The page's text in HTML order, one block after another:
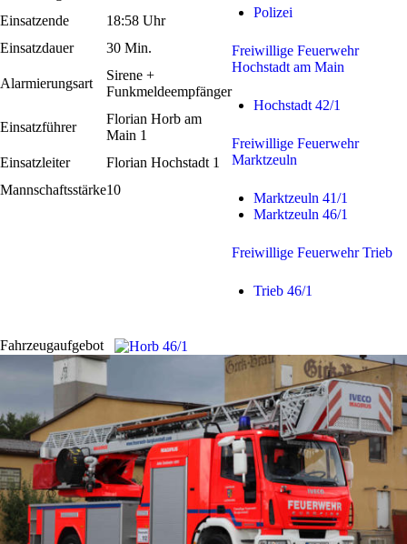
Einsatzende
18:58 Uhr
Einsatzdauer
30 Min.
Alarmierungsart
Sirene +
Funkmeldeempfänger
Einsatzführer
Florian Horb am
Main 1
Einsatzleiter
Florian Hochstadt 1
Mannschaftsstärke10
Polizei
Freiwillige Feuerwehr
Hochstadt am Main
Hochstadt 42/1
Freiwillige Feuerwehr
Marktzeuln
Marktzeuln 41/1
Marktzeuln 46/1
Freiwillige Feuerwehr Trieb
Trieb 46/1
Fahrzeugaufgebot